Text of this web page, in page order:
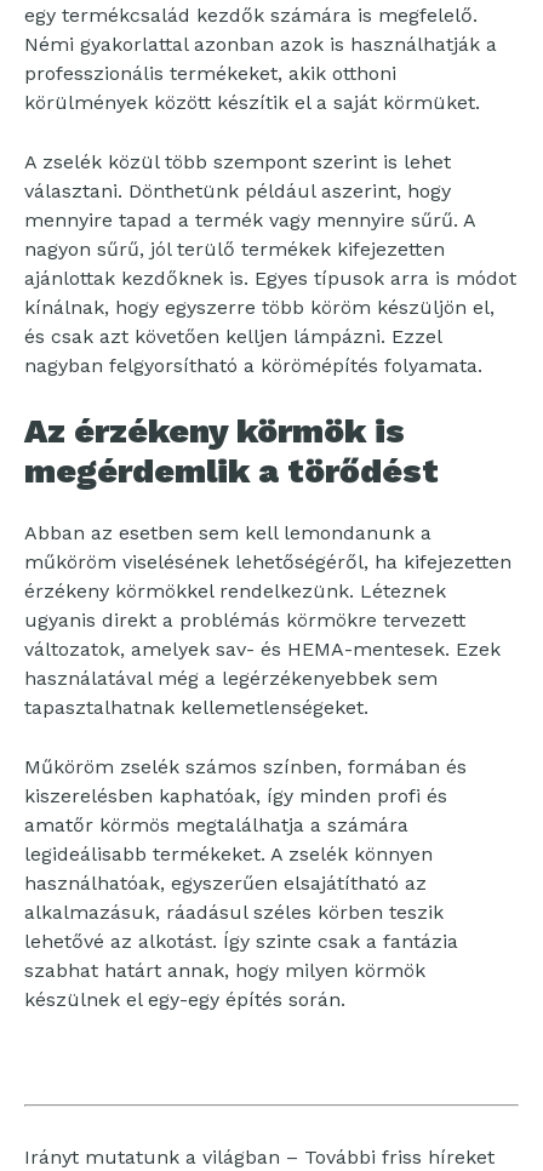
egy termékcsalád kezdők számára is megfelelő.
Némi gyakorlattal azonban azok is használhatják a
professzionális termékeket, akik otthoni
körülmények között készítik el a saját körmüket.
A zselék közül több szempont szerint is lehet
választani. Dönthetünk például aszerint, hogy
mennyire tapad a termék vagy mennyire sűrű. A
nagyon sűrű, jól terülő termékek kifejezetten
ajánlottak kezdőknek is. Egyes típusok arra is módot
kínálnak, hogy egyszerre több köröm készüljön el,
és csak azt követően kelljen lámpázni. Ezzel
nagyban felgyorsítható a körömépítés folyamata.
Az érzékeny körmök is
megérdemlik a törődést
Abban az esetben sem kell lemondanunk a
műköröm viselésének lehetőségéről, ha kifejezetten
érzékeny körmökkel rendelkezünk. Léteznek
ugyanis direkt a problémás körmökre tervezett
változatok, amelyek sav- és HEMA-mentesek. Ezek
használatával még a legérzékenyebbek sem
tapasztalhatnak kellemetlenségeket.
Műköröm zselék számos színben, formában és
kiszerelésben kaphatóak, így minden profi és
amatőr körmös megtalálhatja a számára
legideálisabb termékeket. A zselék könnyen
használhatóak, egyszerűen elsajátítható az
alkalmazásuk, ráadásul széles körben teszik
lehetővé az alkotást. Így szinte csak a fantázia
szabhat határt annak, hogy milyen körmök
készülnek el egy-egy építés során.
Irányt mutatunk a világban – További friss híreket